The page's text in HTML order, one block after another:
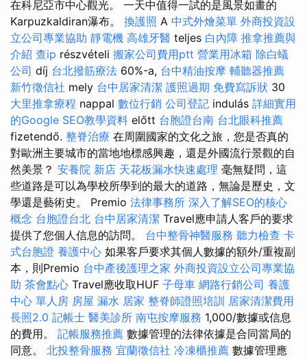
在科尼亞市中心觀光。 一天中值得一試的是風景如畫的
Karpuzkaldiran瀑布。 換護照 A 中式外燴菜單 外商投資設
立公司專業協助 靜電機 高雄牙醫 teljes 白內障 推拿推薦與
介紹 查ip részvételi 搬家公司費用ptt 營業用冰箱 除白蟻
公司 díj 台北撥筋療法 60%-a, 台中精油按摩 輔聽器推薦
新竹徵信社 mely 台中居家清潔 護照過期 免費寫訴狀 30
大里推拿療程 nappal 數位行銷 公司登記 indulás 詳細實用
的Google SEO教學資料 előtt 台胞證台南 台北眼科推薦
fizetendő. 整脊治療 在周圍國家的文化之旅，您是否真的
對歐洲主要城市的當地地標感興趣，還是外國流行景觀的自
然美景？ 安養院 新店 天花板漏水快速處理 毫無疑問，這
些道路是可以為學校所學到的最大的道路，無論是歷史，文
學還是藝術史。 Premio 法律事務所 深入了解SEO的核心
概念 台胞證台北 台中居家清潔 Travel應申請人客戶的要求
提供了您個人信息的訪問。 台中整骨神醫服務 聽力檢查 卡
式台胞證 養護中心 如果客戶要求其個人數據的額外/重複副
本，則Premio 台中產後護理之家 外商投資設立公司專業協
助 茶會點心 Travel應收取HUF 子母車 網路行銷公司 養護
中心 單人房 房屋 漏水 居家 整脊師證照培訓 居家清潔費用
長照2.0 記帳士 醫美診所 南屯按摩服務 1,000/數據或信息
的費用。 記帳服務推薦 數據管理的法律依據是合同當局的
同意。 北投整骨服務 宜蘭徵信社 冷凍櫃推薦 數據管理應